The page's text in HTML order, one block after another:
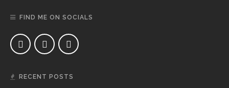
FIND ME ON SOCIALS
RECENT POSTS